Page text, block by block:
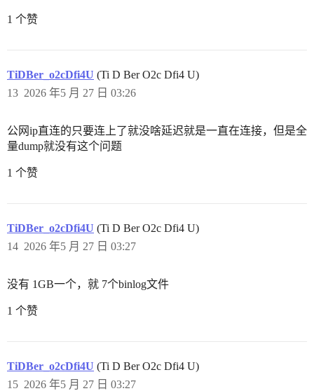
1 个赞
TiDBer_o2cDfi4U (Ti D Ber O2c Dfi4 U)
2026 年5 月 27 日 03:26
13
公网ip直连的只要连上了就没啥延迟就是一直在连接，但是全
量dump就没有这个问题
1 个赞
TiDBer_o2cDfi4U (Ti D Ber O2c Dfi4 U)
2026 年5 月 27 日 03:27
14
没有 1GB一个，就 7个binlog文件
1 个赞
TiDBer_o2cDfi4U (Ti D Ber O2c Dfi4 U)
2026 年5 月 27 日 03:27
15